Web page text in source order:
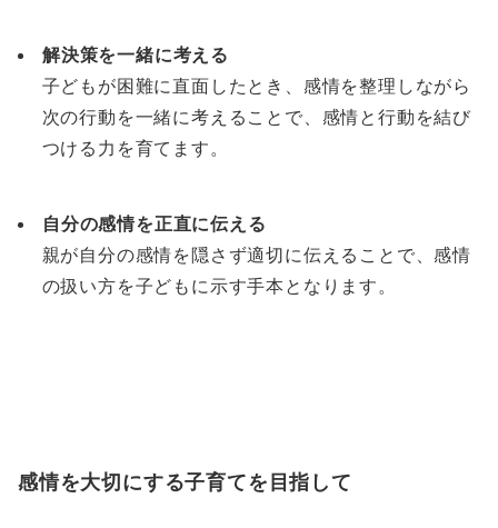
解決策を一緒に考える
子どもが困難に直面したとき、感情を整理しながら
次の行動を一緒に考えることで、感情と行動を結び
つける力を育てます。
自分の感情を正直に伝える
親が自分の感情を隠さず適切に伝えることで、感情
の扱い方を子どもに示す手本となります。
感情を大切にする子育てを目指して